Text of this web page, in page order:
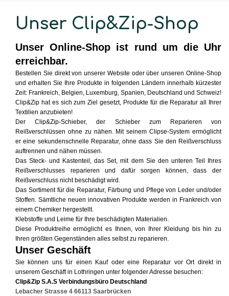
Unser Clip&Zip-Shop
Unser Online-Shop ist rund um die Uhr
erreichbar.
Bestellen Sie direkt von unserer Website oder über unseren Online-Shop
und erhalten Sie Ihre Produkte in folgenden Ländern innerhalb kürzester
Zeit: Frankreich, Belgien, Luxemburg, Spanien, Deutschland und Schweiz!
Clip&Zip hat es sich zum Ziel gesetzt, Produkte für die Reparatur all Ihrer
Textilien anzubieten!
Der Clip&Zip-Schieber, der Schieber zum Reparieren von
Reißverschlüssen ohne zu nähen. Mit seinem Clipse-System ermöglicht
er eine sekundenschnelle Reparatur, ohne dass Sie den Reißverschluss
auftrennen und nähen müssen.
Das Steck- und Kastenteil, das Set, mit dem Sie den unteren Teil Ihres
Reißverschlusses reparieren und dafür sorgen können, dass der
Reißverschluss nicht beschädigt wird.
Das Sortiment für die Reparatur, Färbung und Pflege von Leder und/oder
Stoffen. Sämtliche neuen innovativen Produkte werden in Frankreich von
einem Chemiker hergestellt.
Klebstoffe und Leime für Ihre beschädigten Materialien.
Diese Produktreihe ermöglicht es Ihnen, von Ihrer Kleidung bis hin zu
Ihren größten Gegenständen alles selbst zu reparieren.
Unser Geschäft
Sie können uns für einen Kauf oder eine Reparatur vor Ort direkt in
unserem Geschäft in Lothringen unter folgender Adresse besuchen:
Clip&Zip S.A.S Verbindungsbüro Deutschland
Lebacher Strasse 4 66113 Saarbrücken